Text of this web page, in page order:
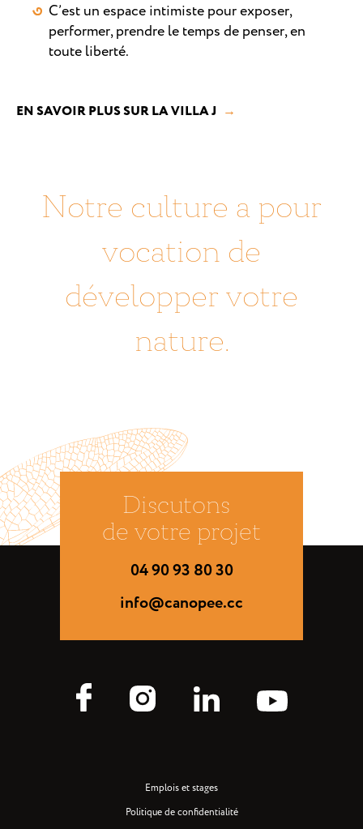
C’est un espace intimiste pour exposer,
performer, prendre le temps de penser, en
toute liberté.
EN SAVOIR PLUS SUR LA VILLA J
Notre culture a pour
vocation de
développer votre
nature.
Discutons
de votre projet
04 90 93 80 30
info@canopee.cc
Emplois et stages
Politique de confidentialité